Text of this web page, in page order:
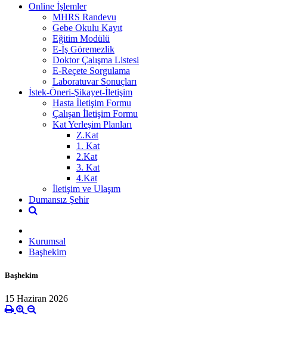
Online İşlemler
MHRS Randevu
Gebe Okulu Kayıt
Eğitim Modülü
E-İş Göremezlik
Doktor Çalışma Listesi
E-Reçete Sorgulama
Laboratuvar Sonuçları
İstek-Öneri-Şikayet-İletişim
Hasta İletişim Formu
Çalışan İletişim Formu
Kat Yerleşim Planları
Z.Kat
1. Kat
2.Kat
3. Kat
4.Kat
İletişim ve Ulaşım
Dumansız Şehir
Kurumsal
Başhekim
Başhekim
15 Haziran 2026